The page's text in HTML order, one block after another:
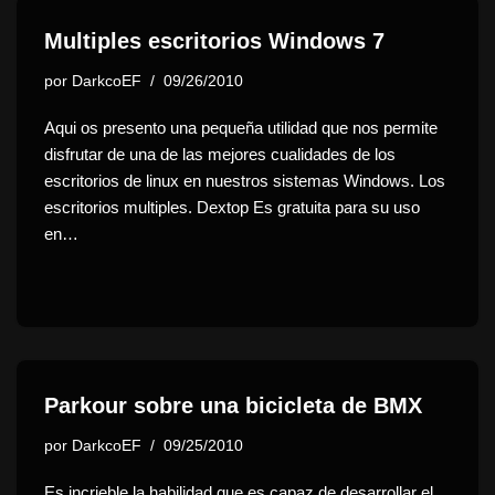
Multiples escritorios Windows 7
por DarkcoEF 09/26/2010
Aqui os presento una pequeña utilidad que nos permite
disfrutar de una de las mejores cualidades de los
escritorios de linux en nuestros sistemas Windows. Los
escritorios multiples. Dextop Es gratuita para su uso
en…
Parkour sobre una bicicleta de BMX
por DarkcoEF 09/25/2010